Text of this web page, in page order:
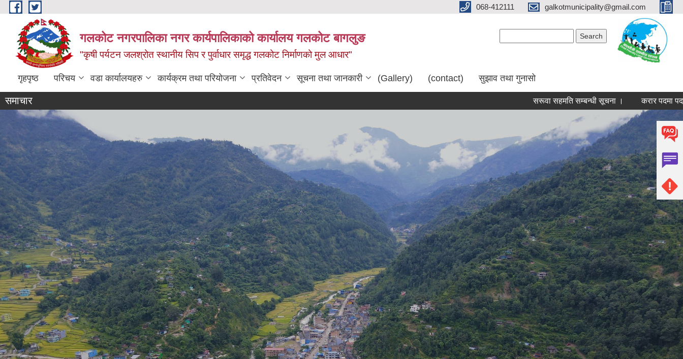
Skip to main content 068-412111 galkotmunicipality@gmail.com
गलकोट नगरपालिका नगर कार्यपालिकाको कार्यालय गलकोट बागलुङ
"कृषी पर्यटन जलश्रोत स्थानीय सिप र पुर्वाधार समृद्ध गलकोट निर्माणको मुल आधार"
गृहपृष्ठ परिचय वडा कार्यालयहरु कार्यक्रम तथा परियोजना प्रतिवेदन सूचना तथा जानकारी (Gallery) (contact) सुझाव तथा गुनासो
समाचार सरूवा सहमति सम्बन्धी सूचना । करार पदमा पदपूर्ति गर्ने